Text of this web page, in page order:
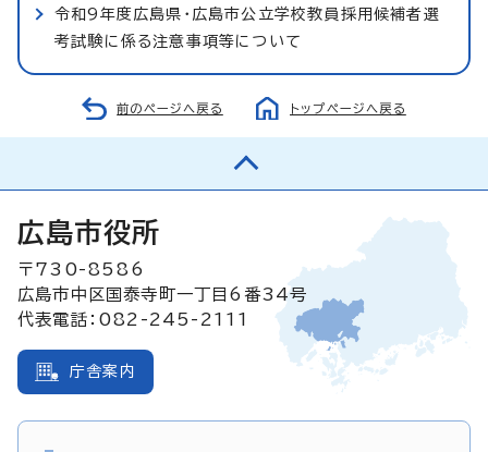
令和9年度広島県・広島市公立学校教員採用候補者選
考試験に係る注意事項等について
前のページへ戻る トップページへ戻る
広島市役所
〒730-8586
広島市中区国泰寺町一丁目6番34号
代表電話：082-245-2111
庁舎案内